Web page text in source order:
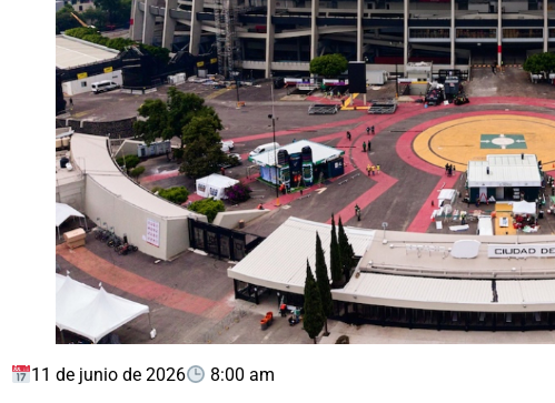
11 de junio de 2026 8:00 am